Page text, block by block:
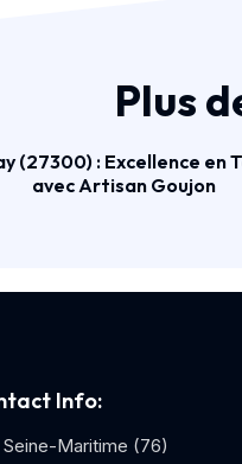
Plus
(27300) : Excellence en
avec Artisan Goujon
Info:
Seine-Maritime (76)